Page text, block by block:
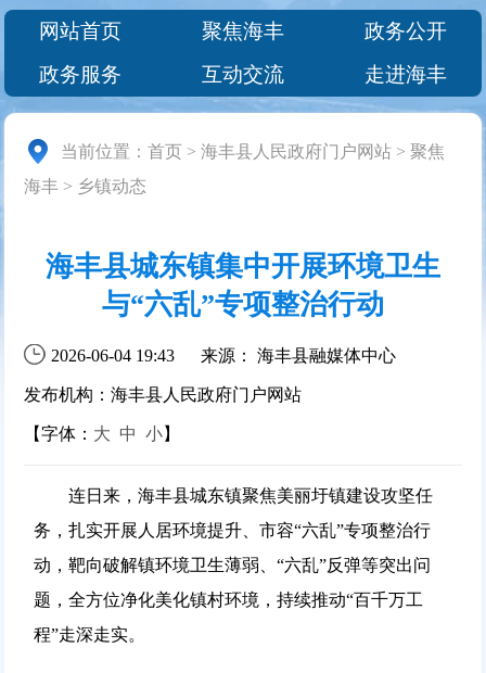
网站首页 聚焦海丰
政务公开
政务服务
互动交流 走进海丰
当前位置：首页 >海丰县人民政府门户网站 >聚焦
海丰 > 乡镇动态
海丰县城东镇集中开展环境卫生
与“六乱”专项整治行动
2026-06-04 19:43 来源： 海丰县融媒体中心
发布机构：海丰县人民政府门户网站
【字体： 大 中 小】
连日来，海丰县城东镇聚焦美丽圩镇建设攻坚任
务，扎实开展人居环境提升、市容“六乱”专项整治行
动，靶向破解镇环境卫生薄弱、“六乱”反弹等突出问
题，全方位净化美化镇村环境，持续推动“百千万工
程”走深走实。